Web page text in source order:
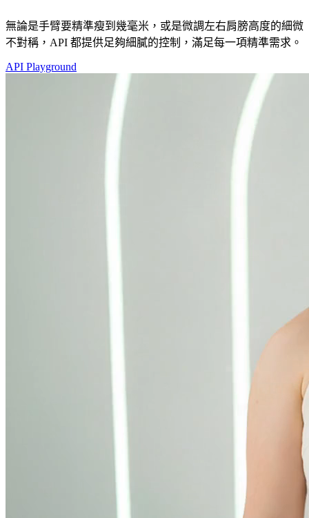
無論是手臂要精準瘦到幾毫米，或是微調左右肩膀高度的細微
不對稱，API 都提供足夠細膩的控制，滿足每一項精準需求。
API Playground